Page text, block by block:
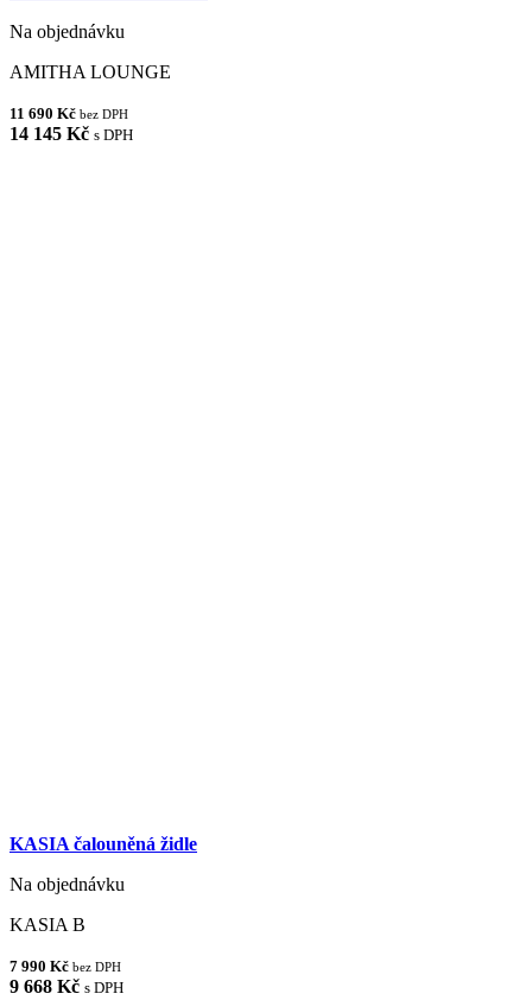
Na objednávku
AMITHA LOUNGE
11 690 Kč bez DPH
14 145 Kč s DPH
KASIA čalouněná židle
Na objednávku
KASIA B
7 990 Kč bez DPH
9 668 Kč s DPH